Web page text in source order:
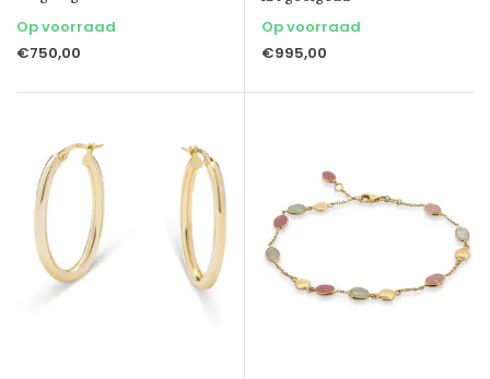
Op voorraad
€750,00
Op voorraad
€995,00